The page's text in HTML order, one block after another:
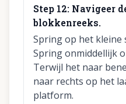
Step 12: Navigeer
blokkenreeks.
Spring op het kleine
Spring onmiddellijk
Terwijl het naar
naar rechts op het
platform.